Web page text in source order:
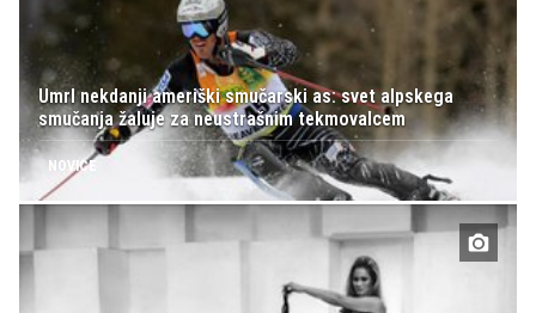
Umrl nekdanji ameriški smučarski as: svet alpskega
smučanja žaluje za neustrašnim tekmovalcem
NOVICE